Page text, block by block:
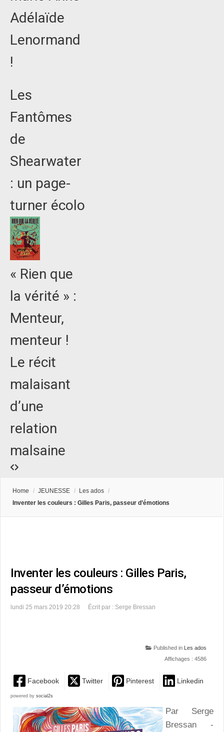
Adélaïde
Lenormand
!
Les
Fantômes
de
Shearwater
: un page-
turner écolo
« Rien que
la vérité » :
Menteur,
menteur !
Le récit
malaisant
d’une
relation
malsaine
Home / JEUNESSE / Les ados /
Inventer les couleurs : Gilles Paris, passeur d’émotions
Inventer les couleurs : Gilles Paris,
passeur d’émotions
lundi 25 mars 2019 20:28 Écrit par : Serge Bressan
Published in
Les ados
Affichages : 4586
Facebook Twitter Pinterest Linkedin
powered by social2s
Par Serge
Bressan -